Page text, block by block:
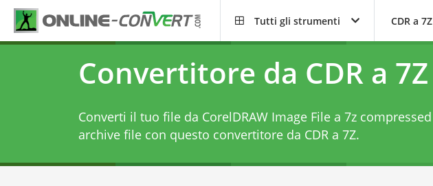
Tutti gli strumenti CDR a 7Z
Convertitore da CDR a 7Z
Converti il tuo file da CorelDRAW Image File a 7z compressed
archive file con questo convertitore da CDR a 7Z.